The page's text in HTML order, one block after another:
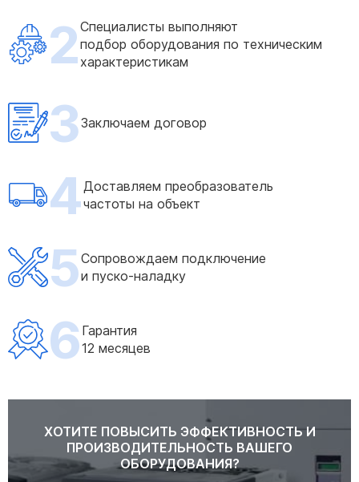
2Специалисты выполняют
подбор оборудования по техническим
характеристикам
3Заключаем договор
4Доставляем преобразователь
частоты на объект
5Сопровождаем подключение
и пуско-наладку
6 Гарантия
12 месяцев
ХОТИТЕ ПОВЫСИТЬ ЭФФЕКТИВНОСТЬ И
ПРОИЗВОДИТЕЛЬНОСТЬ ВАШЕГО
ОБОРУДОВАНИЯ?